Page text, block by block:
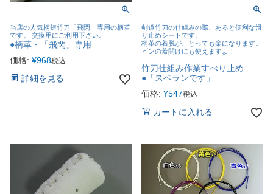
当店の人気柄短竹刀「飛閃」専用の柄革
です。 交換用にご利用下さい。
●柄革・「飛閃」専用
価格: ¥968税込
詳細を見る
剣道竹刀の仕組みの際、あると便利な滑
り止めシートです。
柄革の着脱が、とっても楽になります。
ビンの蓋開けにも使えますよ！
竹刀仕組み作業すべり止め
●「スベランです」
価格: ¥547税込
カートに入れる